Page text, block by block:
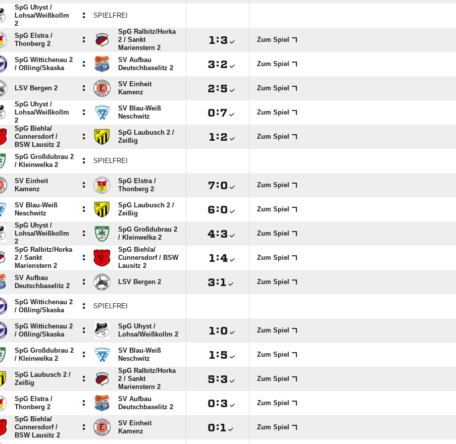
SpG Uhyst /​
Lohsa/​Weißkollm
2
: SPIELFREI
SpG Elstra /​
Thonberg 2
:
SpG Ralbitz/​Horka
2 /​ Sankt
Marienstern 2
: Zum Spiel
SpG Wittichenau 2
/​ Oßling/​Skaska
:
SV Aufbau
Deutschbaselitz 2
: Zum Spiel
LSV Bergen 2 :
SV Einheit
Kamenz
: Zum Spiel
SpG Uhyst /​
Lohsa/​Weißkollm
2
:
SV Blau-Weiß
Neschwitz
: Zum Spiel
SpG Biehla/​
Cunnersdorf /​
BSW Lausitz 2
:
SpG Laubusch 2 /​
Zeißig
: Zum Spiel
SpG Großdubrau 2
/​ Kleinwelka 2
: SPIELFREI
SV Einheit
Kamenz
:
SpG Elstra /​
Thonberg 2
: Zum Spiel
SV Blau-Weiß
Neschwitz
:
SpG Laubusch 2 /​
Zeißig
: Zum Spiel
SpG Uhyst /​
Lohsa/​Weißkollm
2
:
SpG Großdubrau 2
/​ Kleinwelka 2
: Zum Spiel
SpG Ralbitz/​Horka
2 /​ Sankt
Marienstern 2
:
SpG Biehla/​
Cunnersdorf /​ BSW
Lausitz 2
: Zum Spiel
SV Aufbau
Deutschbaselitz 2
: LSV Bergen 2 : Zum Spiel
SpG Wittichenau 2
/​ Oßling/​Skaska
: SPIELFREI
SpG Wittichenau 2
/​ Oßling/​Skaska
:
SpG Uhyst /​
Lohsa/​Weißkollm 2
: Zum Spiel
SpG Großdubrau 2
/​ Kleinwelka 2
:
SV Blau-Weiß
Neschwitz
: Zum Spiel
SpG Laubusch 2 /​
Zeißig
:
SpG Ralbitz/​Horka
2 /​ Sankt
Marienstern 2
: Zum Spiel
SpG Elstra /​
Thonberg 2
:
SV Aufbau
Deutschbaselitz 2
: Zum Spiel
SpG Biehla/​
Cunnersdorf /​
BSW Lausitz 2
:
SV Einheit
Kamenz
: Zum Spiel